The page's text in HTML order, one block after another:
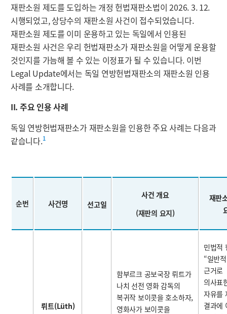
재판소원 제도를 도입하는 개정 헌법재판소법이 2026. 3. 12.
시행되었고, 상당수의 재판소원 사건이 접수되었습니다.
재판소원 제도를 이미 운용하고 있는 독일에서 인용된
재판소원 사건은 우리 헌법재판소가 재판소원을 어떻게 운용할
것인지를 가늠해 볼 수 있는 이정표가 될 수 있습니다. 이번
Legal Update에서는 독일 연방헌법재판소의 재판소원 인용
사례를 소개합니다.
II. 주요 인용 사례
독일 연방헌법재판소가 재판소원을 인용한 주요 사례는 다음과
같습니다.1
순번 사건명 선고일
사건 개요
(재판의 요지)
재판
뤼트(Lüth)
함부르크 공보국장 뤼트가
나치 선전 영화 감독의
복귀작 보이콧을 호소하자,
영화사가 보이콧을
민법적
“일반
근거로
의사표
자유를
결과에